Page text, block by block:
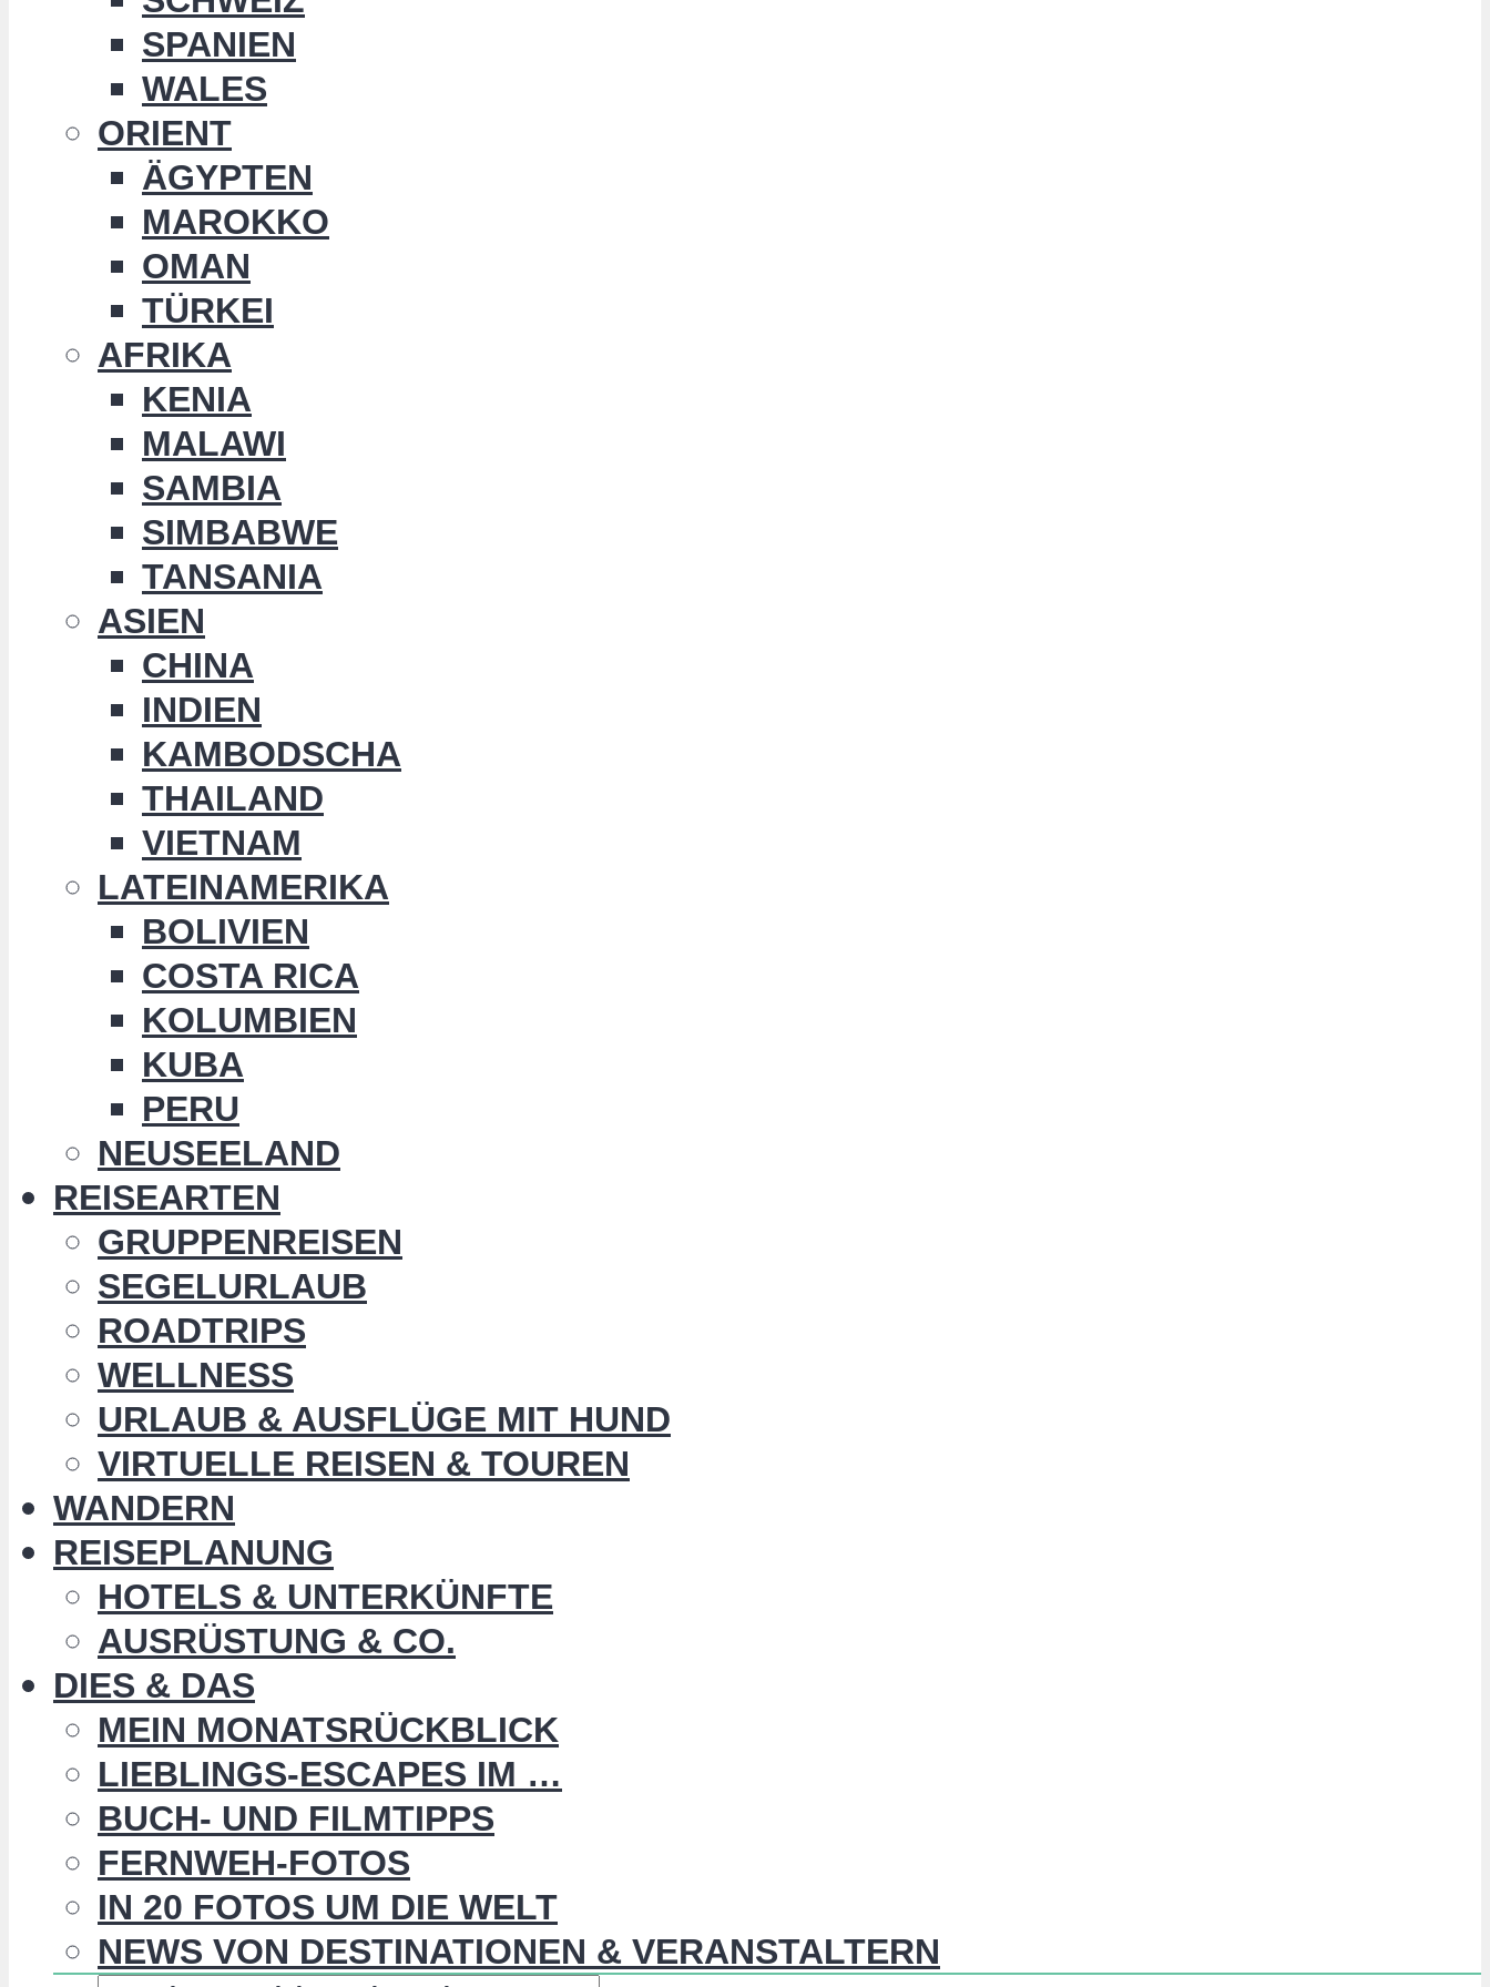
SPANIEN
WALES
ORIENT
ÄGYPTEN
MAROKKO
OMAN
TÜRKEI
AFRIKA
KENIA
MALAWI
SAMBIA
SIMBABWE
TANSANIA
ASIEN
CHINA
INDIEN
KAMBODSCHA
THAILAND
VIETNAM
LATEINAMERIKA
BOLIVIEN
COSTA RICA
KOLUMBIEN
KUBA
PERU
NEUSEELAND
REISEARTEN
GRUPPENREISEN
SEGELURLAUB
ROADTRIPS
WELLNESS
URLAUB & AUSFLÜGE MIT HUND
VIRTUELLE REISEN & TOUREN
WANDERN
REISEPLANUNG
HOTELS & UNTERKÜNFTE
AUSRÜSTUNG & CO.
DIES & DAS
MEIN MONATSRÜCKBLICK
LIEBLINGS-ESCAPES IM …
BUCH- UND FILMTIPPS
FERNWEH-FOTOS
IN 20 FOTOS UM DIE WELT
NEWS VON DESTINATIONEN & VERANSTALTERN